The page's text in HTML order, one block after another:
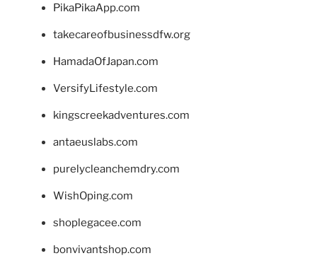
PikaPikaApp.com
takecareofbusinessdfw.org
HamadaOfJapan.com
VersifyLifestyle.com
kingscreekadventures.com
antaeuslabs.com
purelycleanchemdry.com
WishOping.com
shoplegacee.com
bonvivantshop.com